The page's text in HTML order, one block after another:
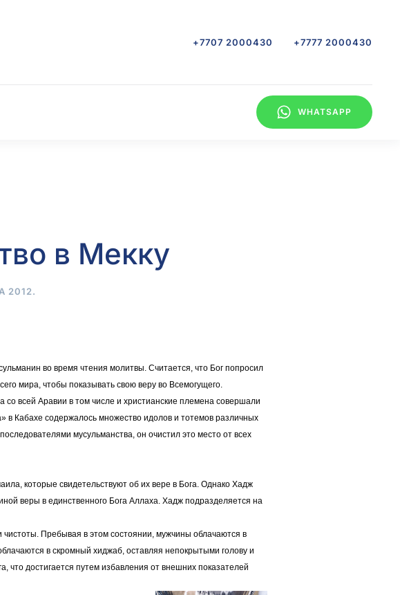
+7707 2000430 +7777 2000430
WHATSAPP
в Мекку
2012.
во время чтения молитвы. Считается, что Бог попросил
мира, чтобы показывать свою веру во Всемогущего.
всей Аравии в том числе и христианские племена совершали
в Кабахе содержалось множество идолов и тотемов различных
мусульманства, он очистил это место от всех
которые свидетельствуют об их вере в Бога. Однако Хадж
веры в единственного Бога Аллаха. Хадж подразделяется на
чистоты. Пребывая в этом состоянии, мужчины облачаются в
в скромный хиджаб, оставляя непокрытыми голову и
что достигается путем избавления от внешних показателей